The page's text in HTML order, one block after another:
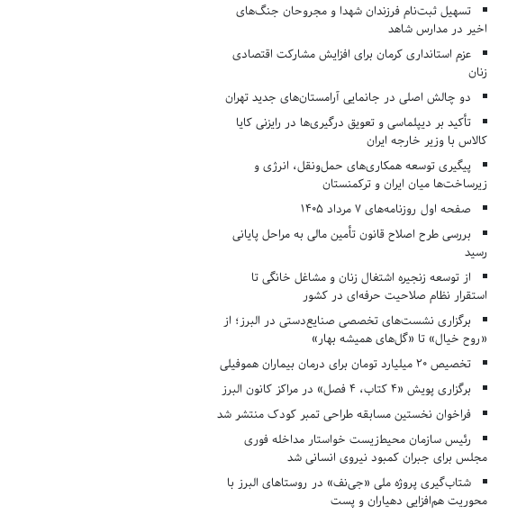
تسهیل ثبت‌نام فرزندان شهدا و مجروحان جنگ‌های
اخیر در مدارس شاهد
عزم استانداری کرمان برای افزایش مشارکت اقتصادی
زنان
دو چالش اصلی در جانمایی آرامستان‌های جدید تهران
تأکید بر دیپلماسی و تعویق درگیری‌ها در رایزنی کایا
کالاس با وزیر خارجه ایران
پیگیری توسعه همکاری‌های حمل‌ونقل، انرژی و
زیرساخت‌ها میان ایران و ترکمنستان
صفحه اول روزنامه‌های 7 مرداد 1405
بررسی طرح اصلاح قانون تأمین مالی به مراحل پایانی
رسید
از توسعه زنجیره اشتغال زنان و مشاغل خانگی تا
استقرار نظام صلاحیت حرفه‌ای در کشور
برگزاری نشست‌های تخصصی صنایع‌دستی در البرز؛ از
«روح خیال» تا «گل‌های همیشه بهار»
تخصیص ۲۰ میلیارد تومان برای درمان بیماران هموفیلی
برگزاری پویش «۴ کتاب، ۴ فصل» در مراکز کانون البرز
فراخوان نخستین مسابقه طراحی تمبر کودک منتشر شد
رئیس سازمان محیط‌زیست خواستار مداخله فوری
مجلس برای جبران کمبود نیروی انسانی شد
شتاب‌گیری پروژه ملی «جی‌نف» در روستاهای البرز با
محوریت هم‌افزایی دهیاران و پست